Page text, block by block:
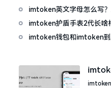
imtoken英文字母怎么写
imtoken护盾手表2代长啥
imtoken钱包和imtoken到
老手